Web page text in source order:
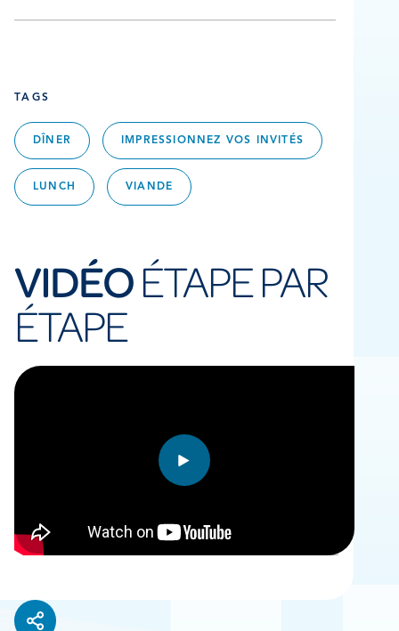
TAGS
DÎNER IMPRESSIONNEZ VOS INVITÉS
LUNCH VIANDE
VIDÉOÉTAPE PAR
ÉTAPE